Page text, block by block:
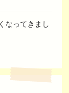
なってきまし